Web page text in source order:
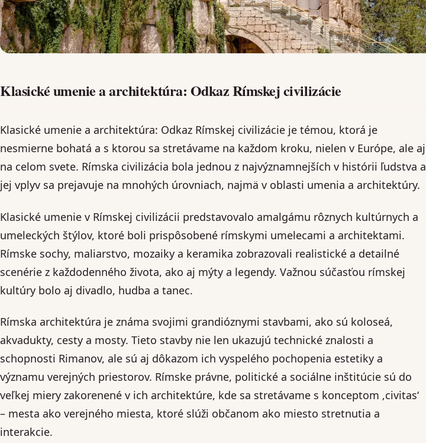
Klasické umenie a architektúra: Odkaz Rímskej civilizácie
Klasické umenie a architektúra: Odkaz Rímskej civilizácie je témou, ktorá je
nesmierne bohatá a s ktorou sa stretávame na každom kroku, nielen v Európe, ale aj
na celom svete. Rímska civilizácia bola jednou z najvýznamnejších v histórii ľudstva a
jej vplyv sa prejavuje na mnohých úrovniach, najmä v oblasti umenia a architektúry.
Klasické umenie v Rímskej civilizácii predstavovalo amalgámu rôznych kultúrnych a
umeleckých štýlov, ktoré boli prispôsobené rímskymi umelecami a architektami.
Rímske sochy, maliarstvo, mozaiky a keramika zobrazovali realistické a detailné
scenérie z každodenného života, ako aj mýty a legendy. Važnou súčasťou rímskej
kultúry bolo aj divadlo, hudba a tanec.
Rímska architektúra je známa svojimi grandióznymi stavbami, ako sú koloseá,
akvadukty, cesty a mosty. Tieto stavby nie len ukazujú technické znalosti a
schopnosti Rimanov, ale sú aj dôkazom ich vyspelého pochopenia estetiky a
významu verejných priestorov. Rímske právne, politické a sociálne inštitúcie sú do
veľkej miery zakorenené v ich architektúre, kde sa stretávame s konceptom ‚civitas‘
– mesta ako verejného miesta, ktoré slúži občanom ako miesto stretnutia a
interakcie.